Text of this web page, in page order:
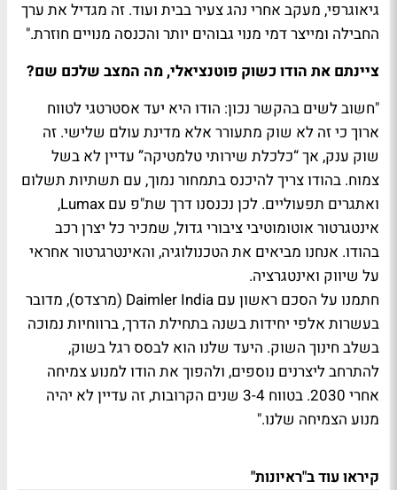
גיאוגרפי, מעקב אחרי נהג צעיר בבית ועוד. זה מגדיל את ערך
החבילה ומייצר דמי מנוי גבוהים יותר והכנסה מנויים חוזרת."
ציינתם את הודו כשוק פוטנציאלי, מה המצב שלכם שם?
"חשוב לשים בהקשר נכון: הודו היא יעד אסטרטגי לטווח
ארוך כי זה לא שוק מתעורר אלא מדינת עולם שלישי. זה
שוק ענק, אך “כלכלת שירותי טלמטיקה” עדיין לא בשל
צמוח. בהודו צריך להיכנס בתמחור נמוך, עם תשתיות תשלום
ואתגרים תפעוליים. לכן נכנסנו דרך שת"פ עם Lumax,
אינטגרטור אוטומוטיבי ציבורי גדול, שמכיר כל יצרן רכב
בהודו. אנחנו מביאים את הטכנולוגיה, והאינטרגרטור אחראי
על שיווק ואינטגרציה.
חתמנו על הסכם ראשון עם Daimler India (מרצדס), מדובר
בעשרות אלפי יחידות בשנה בתחילת הדרך, ברווחיות נמוכה
בשלב חינוך השוק. היעד שלנו הוא לבסס רגל בשוק,
להתרחב ליצרנים נוספים, ולהפוך את הודו למנוע צמיחה
אחרי 2030. בטווח 3-4 שנים הקרובות, זה עדיין לא יהיה
מנוע הצמיחה שלנו."
קיראו עוד ב"ראיונות"